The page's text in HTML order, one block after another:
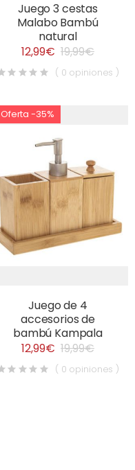
Juego 3 cestas
Malabo Bambú
natural
12,99€ 19,99€
( 0 opiniones )
Oferta -35%
Juego de 4
accesorios de
bambú Kampala
12,99€ 19,99€
( 0 opiniones )